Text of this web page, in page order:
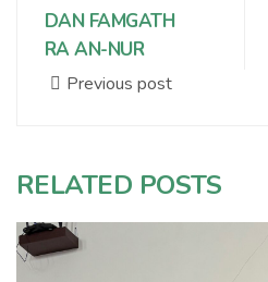
DAN FAMGATH
RA AN-NUR
Previous post
RELATED POSTS